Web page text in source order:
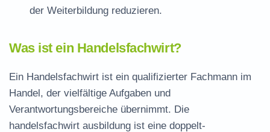
der Weiterbildung reduzieren.
Was ist ein Handelsfachwirt?
Ein Handelsfachwirt ist ein qualifizierter Fachmann im
Handel, der vielfältige Aufgaben und
Verantwortungsbereiche übernimmt. Die
handelsfachwirt ausbildung ist eine doppelt-